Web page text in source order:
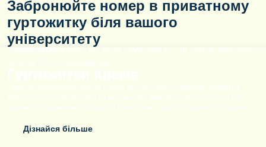
Забронюйте номер в приватному
гуртожитку біля вашого
університету
Дізнайся більше